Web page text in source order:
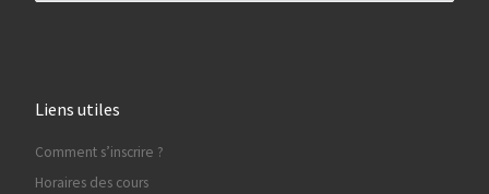
Liens utiles
Comment s’inscrire ?
Horaires des cours